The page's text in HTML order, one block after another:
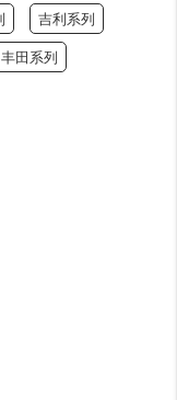
吉利系列
丰田系列